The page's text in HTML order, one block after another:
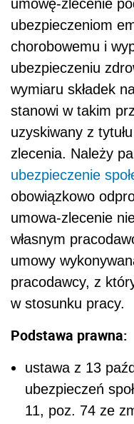
obowiązkowo
umowa-zlecenie
własnym
umowy
pracodawcy, z
w stosunku pracy.
Podstawa prawna:
ustawa z 13
ubezpieczeń
11, poz. 74 ze
Uprawnienia
QUIZ
Jak zdobyć Certyfikat:
Czytaj